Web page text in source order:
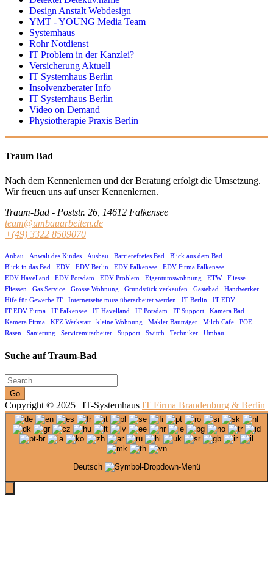
Design Anstalt Webdesign
YMT - YOUNG Media Team
Systemhaus
Rohr Notdienst
IT Problem in der Kanzlei?
Versicherung Aktuell
IT Systemhaus Berlin
Insolvenzberater Info
IT Systemhaus Berlin
Video on Demand
Physiotherapie Praxis Berlin
Traum Bad
Nach dem Kennenlernen und der Beratung erfolgt die Umsetzung.
Wir freuen uns auf unser Kennenlernen.
Traum-Bad - Poststr. 26, 14612 Falkensee
team@umbauarbeiten.de
+(49) 3322 8509070
Anbau Anwalt des Kindes Ausbau Barrierefreies Bad
Blick aus dem Bad
Blick in das Bad
EDV EDV Berlin EDV Falkensee
EDV Firma Falkensee
EDV Havelland
EDV Potsdam EDV Problem Eigentumswohnung ETW
Fliesse
Fliessen
Gas Service Grosse Wohnung Grundstück verkaufen Gästebad
Handwerker
Hife für Gewerbe IT
Internetseite muss überarbeitet werden IT Berlin
IT EDV
IT EDV Firma
IT Falkensee IT Havelland IT Potsdam IT Support
Kamera Bad
Kamera Firma
KFZ Werkstatt kleine Wohnung Makler Bauträger Milch Cafe
POE
Rasen
Sanierung Servicemitarbeiter Support Switch Techniker Umbau
Suche auf Traum-Bad
Go
Copyright © 2025 | IT-Systemhaus IT Firma Brandenburg & Berlin
Deutsch